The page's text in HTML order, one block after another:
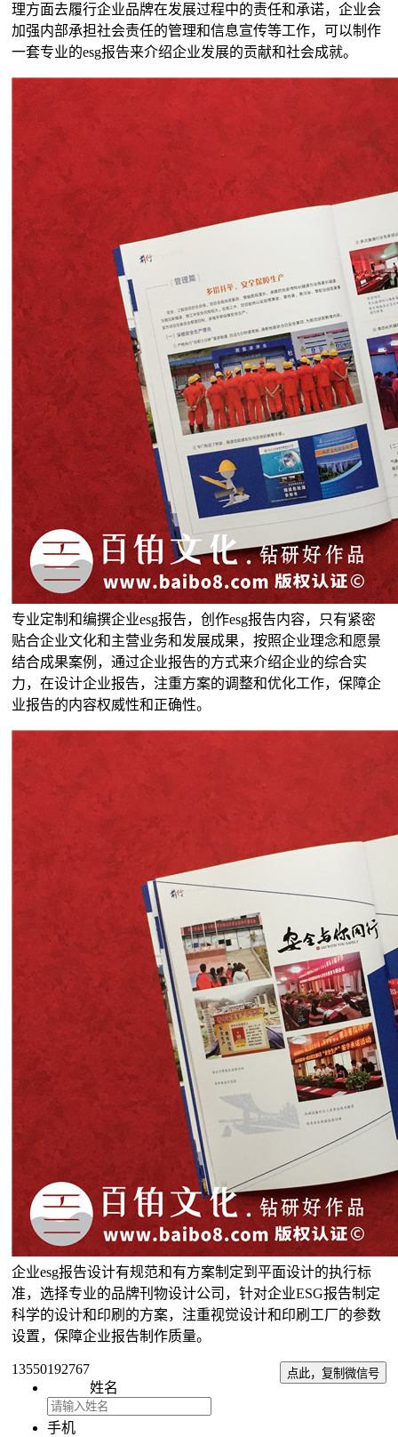
理方面去履行企业品牌在发展过程中的责任和承诺，企业会
加强内部承担社会责任的管理和信息宣传等工作，可以制作
一套专业的esg报告来介绍企业发展的贡献和社会成就。
专业定制和编撰企业esg报告，创作esg报告内容，只有紧密
贴合企业文化和主营业务和发展成果，按照企业理念和愿景
结合成果案例，通过企业报告的方式来介绍企业的综合实
力，在设计企业报告，注重方案的调整和优化工作，保障企
业报告的内容权威性和正确性。
企业esg报告设计有规范和有方案制定到平面设计的执行标
准，选择专业的品牌刊物设计公司，针对企业ESG报告制定
科学的设计和印刷的方案，注重视觉设计和印刷工厂的参数
设置，保障企业报告制作质量。
13550192767 点此，复制微信号
姓名
手机